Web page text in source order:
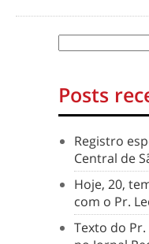
Posts
Registro
Central de
Hoje, 20,
com o Pr.
Texto do